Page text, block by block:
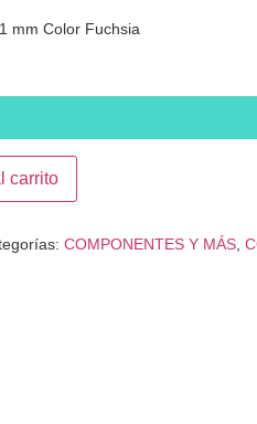
mm Color Fuchsia
carrito
COMPONENTES Y MÁS,